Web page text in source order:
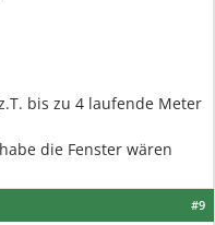
bis zu 4 laufende Meter
die Fenster wären
#9